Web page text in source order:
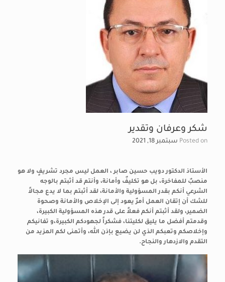
شكر وعرفان وتقدير
Posted on سبتمبر 18, 2021
الأستاذ الدكتور دويب حسين صابر ، العمل ليس مجرد تشريفٍ ولا هو
منصبٌ للمفاخرة، بل هو تكليفٌ وأمانة، وأنتم قد أثبتم بالوجه
الشرعي أنكم بقدر المسؤولية والأمانة، لقد أثبتم بما لا يدع مجالاً
للشك أن إتقان العمل أمرٌ يعود إلى الإخلاص والأمانة وصحوة
الضمير، ولقد أثبتم أنكم فعلاً على قدر هذه المسؤولية الكبيرة،
وقدمتم أفضل ما يليق لكليتنا، فشكراً لجهودكم الكبيرة،و تفانيكم
وإخلاصكم وتعبكم الذي لن يضيع بإذن الله، وأتمنى لكم المزيد من
التقدم والازدهار والنجاح.